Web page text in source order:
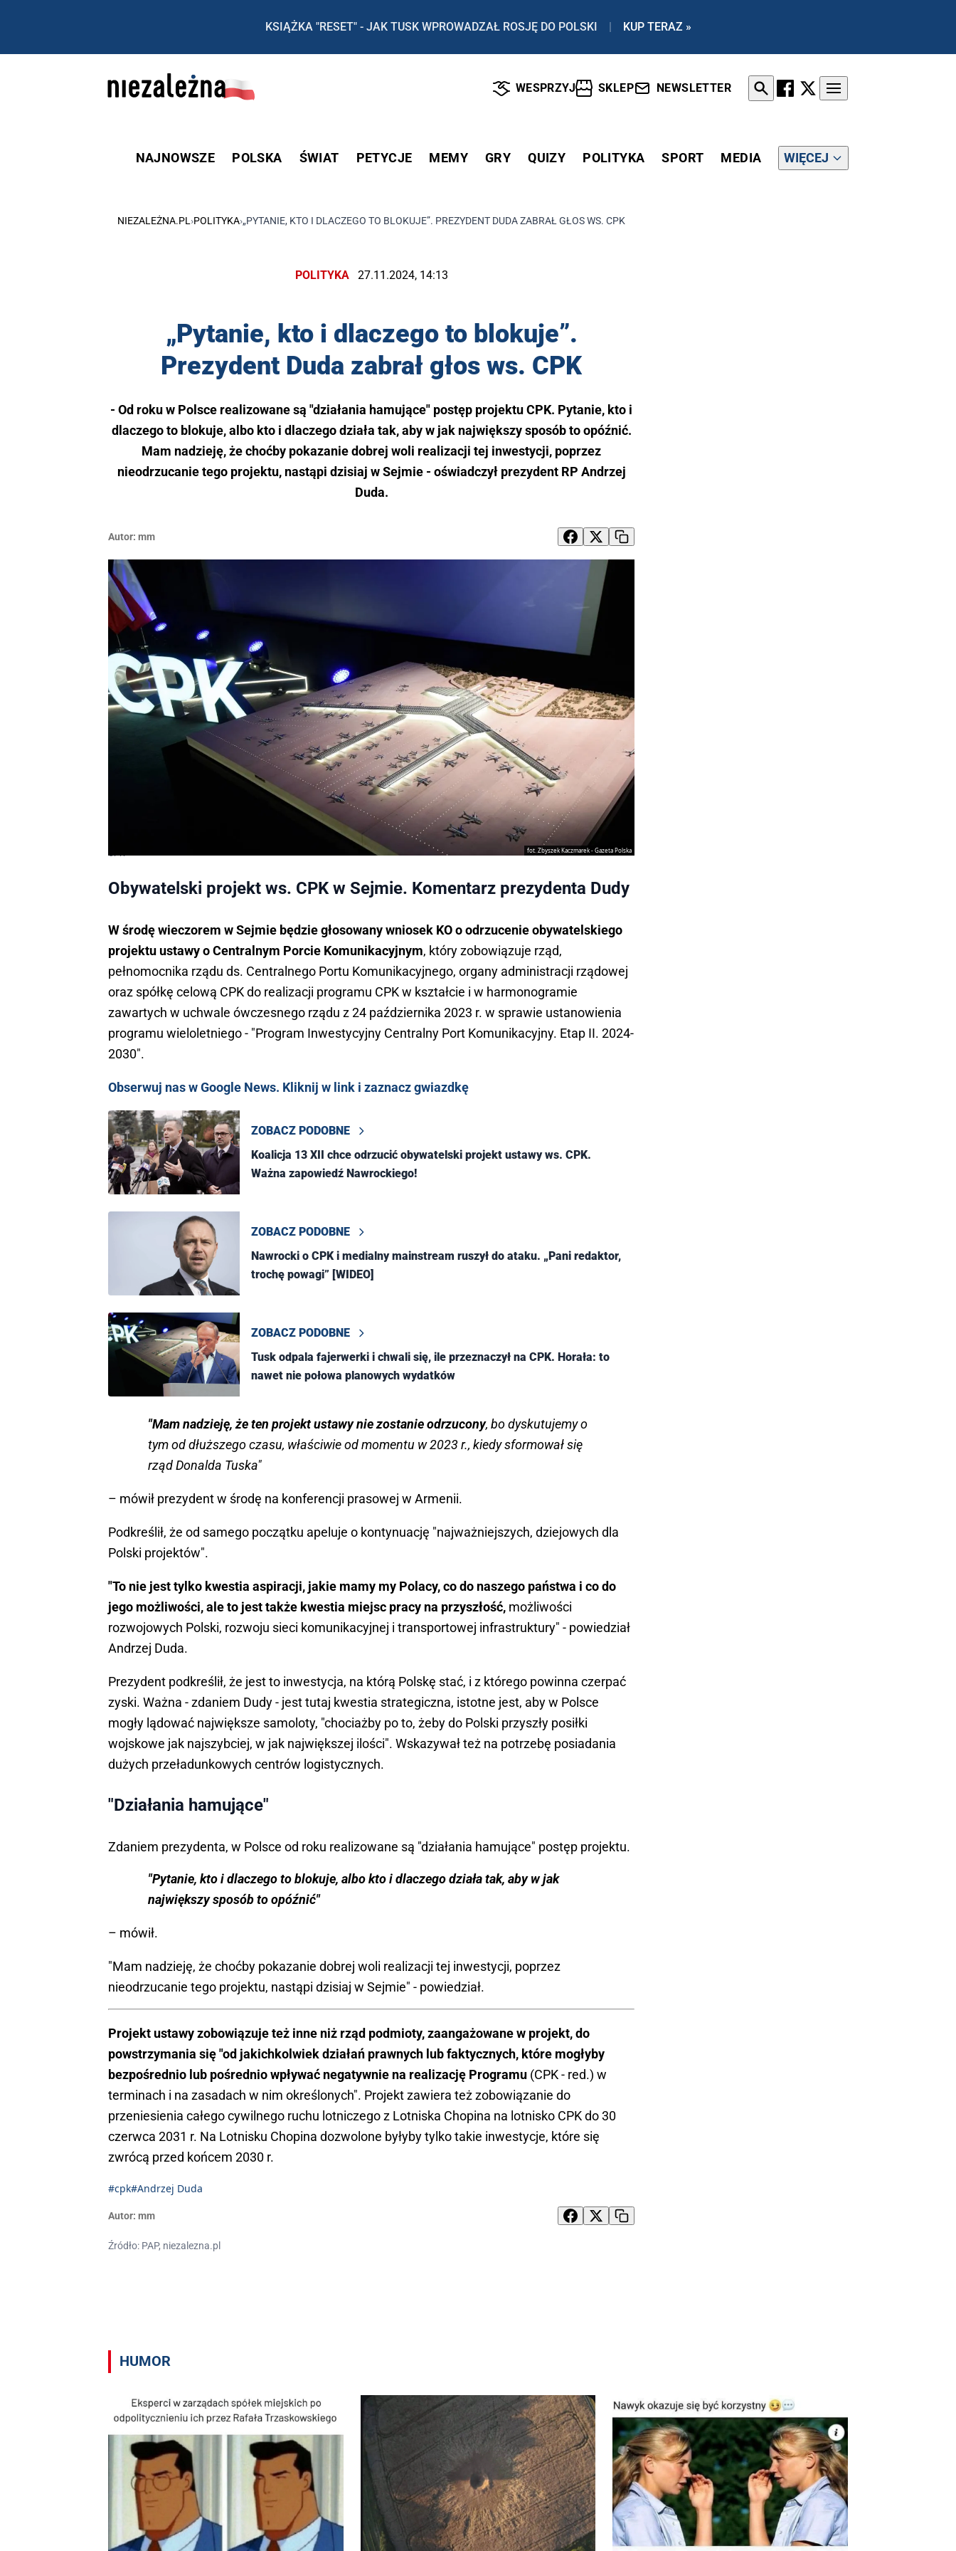
KSIĄŻKA "RESET" - JAK TUSK WPROWADZAŁ ROSJĘ DO POLSKI | KUP TERAZ »
WESPRZYJ SKLEP NEWSLETTER
NAJNOWSZE POLSKA ŚWIAT PETYCJE MEMY GRY QUIZY POLITYKA SPORT MEDIA WIĘCEJ
NIEZALEŻNA.PL ›POLITYKA›„PYTANIE, KTO I DLACZEGO TO BLOKUJE”. PREZYDENT DUDA ZABRAŁ GŁOS WS. CPK
POLITYKA 27.11.2024, 14:13
„Pytanie, kto i dlaczego to blokuje”.
Prezydent Duda zabrał głos ws. CPK
- Od roku w Polsce realizowane są "działania hamujące" postęp projektu CPK. Pytanie, kto i
dlaczego to blokuje, albo kto i dlaczego działa tak, aby w jak największy sposób to opóźnić.
Mam nadzieję, że choćby pokazanie dobrej woli realizacji tej inwestycji, poprzez
nieodrzucanie tego projektu, nastąpi dzisiaj w Sejmie - oświadczył prezydent RP Andrzej
Duda.
Autor: mm
fot. Zbyszek Kaczmarek - Gazeta Polska
CPK
Obywatelski projekt ws. CPK w Sejmie. Komentarz prezydenta Dudy
W środę wieczorem w Sejmie będzie głosowany wniosek KO o odrzucenie obywatelskiego
projektu ustawy o Centralnym Porcie Komunikacyjnym, który zobowiązuje rząd,
pełnomocnika rządu ds. Centralnego Portu Komunikacyjnego, organy administracji rządowej
oraz spółkę celową CPK do realizacji programu CPK w kształcie i w harmonogramie
zawartych w uchwale ówczesnego rządu z 24 października 2023 r. w sprawie ustanowienia
programu wieloletniego - "Program Inwestycyjny Centralny Port Komunikacyjny. Etap II. 2024-
2030".
Obserwuj nas w Google News. Kliknij w link i zaznacz gwiazdkę
ZOBACZ PODOBNE
Koalicja 13 XII chce odrzucić obywatelski projekt ustawy ws. CPK.
Ważna zapowiedź Nawrockiego!
ZOBACZ PODOBNE
Nawrocki o CPK i medialny mainstream ruszył do ataku. „Pani redaktor,
trochę powagi” [WIDEO]
ZOBACZ PODOBNE
Tusk odpala fajerwerki i chwali się, ile przeznaczył na CPK. Horała: to
nawet nie połowa planowych wydatków
"Mam nadzieję, że ten projekt ustawy nie zostanie odrzucony, bo dyskutujemy o
tym od dłuższego czasu, właściwie od momentu w 2023 r., kiedy sformował się
rząd Donalda Tuska"
– mówił prezydent w środę na konferencji prasowej w Armenii.
Podkreślił, że od samego początku apeluje o kontynuację "najważniejszych, dziejowych dla
Polski projektów".
"To nie jest tylko kwestia aspiracji, jakie mamy my Polacy, co do naszego państwa i co do
jego możliwości, ale to jest także kwestia miejsc pracy na przyszłość, możliwości
rozwojowych Polski, rozwoju sieci komunikacyjnej i transportowej infrastruktury" - powiedział
Andrzej Duda.
Prezydent podkreślił, że jest to inwestycja, na którą Polskę stać, i z którego powinna czerpać
zyski. Ważna - zdaniem Dudy - jest tutaj kwestia strategiczna, istotne jest, aby w Polsce
mogły lądować największe samoloty, "chociażby po to, żeby do Polski przyszły posiłki
wojskowe jak najszybciej, w jak największej ilości". Wskazywał też na potrzebę posiadania
dużych przeładunkowych centrów logistycznych.
"Działania hamujące"
Zdaniem prezydenta, w Polsce od roku realizowane są "działania hamujące" postęp projektu.
"Pytanie, kto i dlaczego to blokuje, albo kto i dlaczego działa tak, aby w jak
największy sposób to opóźnić"
– mówił.
"Mam nadzieję, że choćby pokazanie dobrej woli realizacji tej inwestycji, poprzez
nieodrzucanie tego projektu, nastąpi dzisiaj w Sejmie" - powiedział.
Projekt ustawy zobowiązuje też inne niż rząd podmioty, zaangażowane w projekt, do
powstrzymania się "od jakichkolwiek działań prawnych lub faktycznych, które mogłyby
bezpośrednio lub pośrednio wpływać negatywnie na realizację Programu (CPK - red.) w
terminach i na zasadach w nim określonych". Projekt zawiera też zobowiązanie do
przeniesienia całego cywilnego ruchu lotniczego z Lotniska Chopina na lotnisko CPK do 30
czerwca 2031 r. Na Lotnisku Chopina dozwolone byłyby tylko takie inwestycje, które się
zwrócą przed końcem 2030 r.
#cpk#Andrzej Duda
Autor: mm
Źródło: PAP, niezalezna.pl
HUMOR